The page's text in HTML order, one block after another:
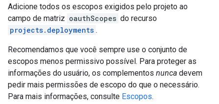
Adicione todos os escopos exigidos pelo projeto ao
campo de matriz oauthScopes do recurso
projects.deployments .
Recomendamos que você sempre use o conjunto de
escopos menos permissivo possível. Para proteger as
informações do usuário, os complementos nunca devem
pedir mais permissões de escopo do que o necessário.
Para mais informações, consulte Escopos.